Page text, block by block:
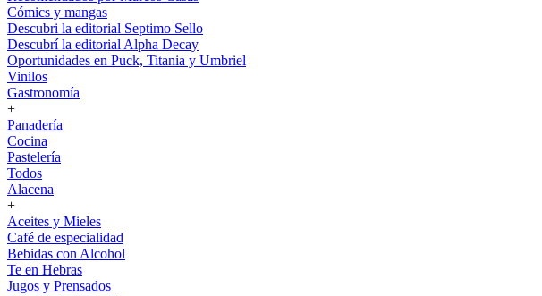
Cómics y mangas
Descubri la editorial Septimo Sello
Descubrí la editorial Alpha Decay
Oportunidades en Puck, Titania y Umbriel
Vinilos
Gastronomía
+
Panadería
Cocina
Pastelería
Todos
Alacena
+
Aceites y Mieles
Café de especialidad
Bebidas con Alcohol
Te en Hebras
Jugos y Prensados